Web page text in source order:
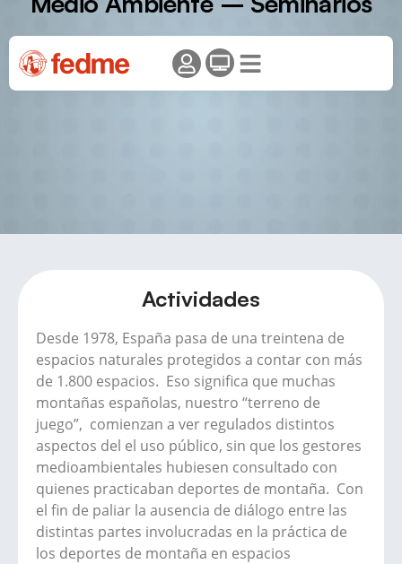
Actividades
Desde 1978, España pasa de una treintena de
espacios naturales protegidos a contar con más
de 1.800 espacios. Eso significa que muchas
montañas españolas, nuestro “terreno de
juego”, comienzan a ver regulados distintos
aspectos del el uso público, sin que los gestores
medioambientales hubiesen consultado con
quienes practicaban deportes de montaña. Con
el fin de paliar la ausencia de diálogo entre las
distintas partes involucradas en la práctica de
los deportes de montaña en espacios